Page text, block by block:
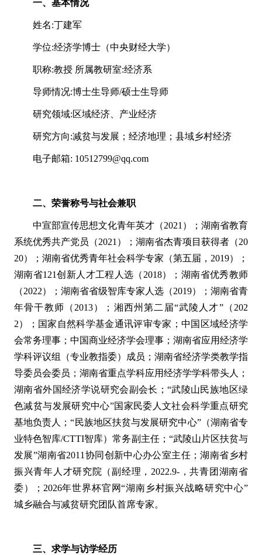
一、基本情况
姓名:丁建军
学位:经济学博士（中央财经大学）
职称:教授 所属教研室:经济系
导师情况:博士生导师/硕士生导师
研究领域:区域经济、产业经济
研究方向:减贫与发展；经济地理；县域乡村经济
电子邮箱: 10512799@qq.com
二、荣誉称号与社会兼职
中宣部宣传思想文化青年英才（2021）；湖南省教育
系统优秀共产党员（2021）；湖南省杰青项目获得者（20
20）；湖南省优秀青年社会科学专家（第五届，2019）；
湖南省121创新人才工程人选（2018）；湖南省优秀教师
（2022）；湖南省省级智库专家人选（2019）；湖南省青
年骨干教师（2013）；湘西州第二届“武陵人才”（202
2）；国家自然科学基金通讯评审专家；中国区域经济学
会常务理事；中国商业经济学会理事；湖南省应用经济学
学科评议组（专业教指委）成员；湖南省经济学类教学指
导委员会委员；湖南省重点学科应用经济学学科带头人；
湖南省外国经济学说研究会副会长；“武陵山民族地区绿
色减贫与发展研究中心”国家民委人文社会科学重点研究
基地负责人；“民族地区扶贫与发展研究中心”（湖南省专
业特色智库/CTTI智库）常务副主任；“武陵山片区扶贫与
发展”湖南省2011协同创新中心办公室主任；湖南省乡村
振兴青年人才研究院（副经理，2022.9-，共青团湖南省
委）；2026年世界杯官网“湖南乡村振兴战略研究中心”
城乡融合与减贫研究团队首席专家。
三、求学与访学经历